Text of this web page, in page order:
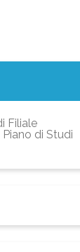
Filiale
di Studi